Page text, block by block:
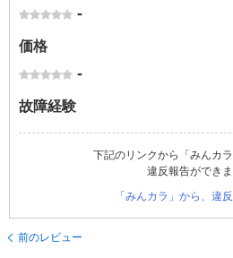
-
価格
-
故障経験
下記のリンクから「みんカラ
違反報告ができま
「みんカラ」から、違
前のレビュー